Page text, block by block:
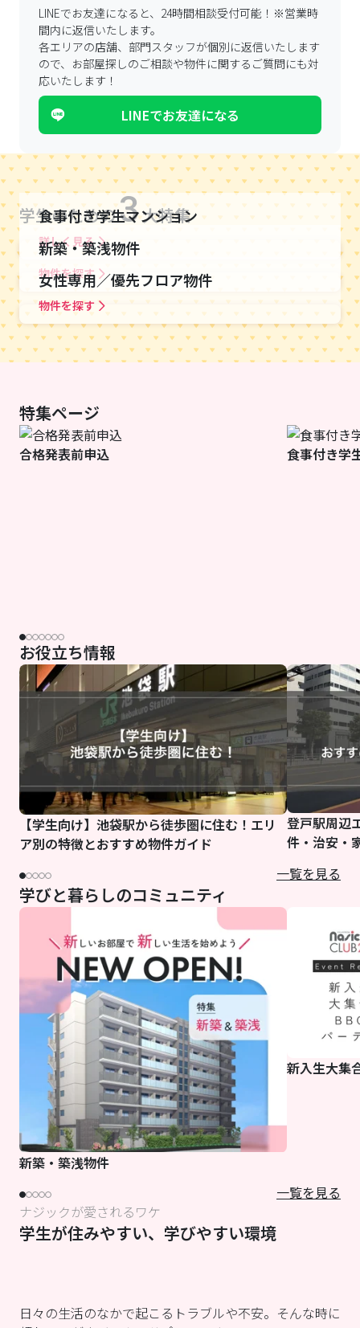
LINEでお友達になると、24時間相談受付可能！ ※営業時
間内に返信いたします。
各エリアの店舗、部門スタッフが個別に返信いたします
ので、 お部屋探しのご相談や物件に関するご質問にも対
応いたします！
LINEでお友達になる
学生のための3大特集
食事付き学生マンション
詳しく見る
新築・築浅物件
物件を探す
女性専用／優先フロア物件
物件を探す
特集ページ
合格発表前申込 食事付き学
お役立ち情報
【学生向け】池袋駅から徒歩圏に住む！エリ
ア別の特徴とおすすめ物件ガイド
登戸駅周辺
件・治安・
一覧を見る
学びと暮らしのコミュニティ
新築・築浅物件
新入生大集
一覧を見る
ナジックが愛されるワケ
学生が住みやすい、学びやすい環境
日々の生活のなかで起こるトラブルや不安。そんな時に